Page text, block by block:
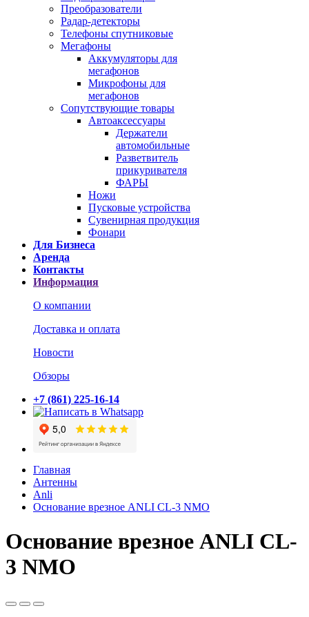
Преобразователи
Радар-детекторы
Телефоны спутниковые
Мегафоны
Аккумуляторы для
мегафонов
Микрофоны для
мегафонов
Сопутствующие товары
Автоаксессуары
Держатели
автомобильные
Разветвитель
прикуривателя
ФАРЫ
Ножи
Пусковые устройства
Сувенирная продукция
Фонари
Для Бизнеса
Аренда
Контакты
Информация
О компании
Доставка и оплата
Новости
Обзоры
+7 (861) 225-16-14
Главная
Антенны
Anli
Основание врезное ANLI CL-3 NMO
Основание врезное ANLI CL-
3 NMO